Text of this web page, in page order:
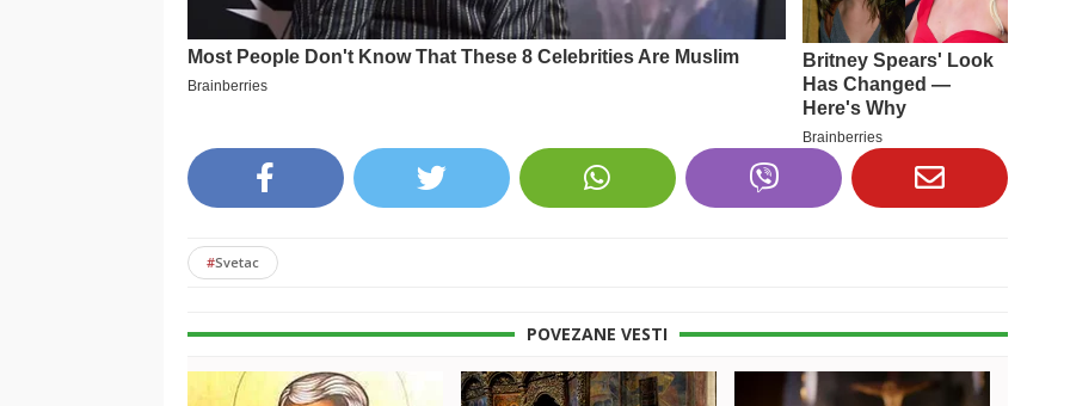
#Svetac
POVEZANE VESTI